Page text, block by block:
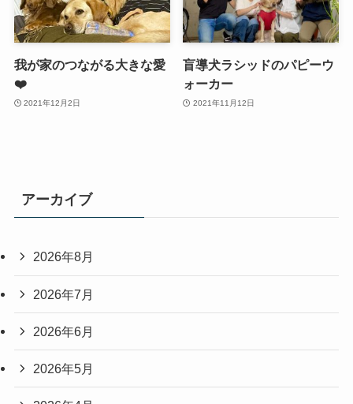
我が家のつながる大きな愛
❤️
2021年12月2日
盲導犬ラシッドのパピーウ
ォーカー
2021年11月12日
アーカイブ
2026年8月
2026年7月
2026年6月
2026年5月